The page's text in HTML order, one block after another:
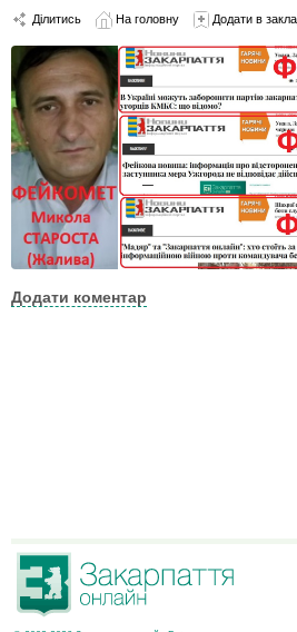
Ділитись На головну Додати в
Додати коментар